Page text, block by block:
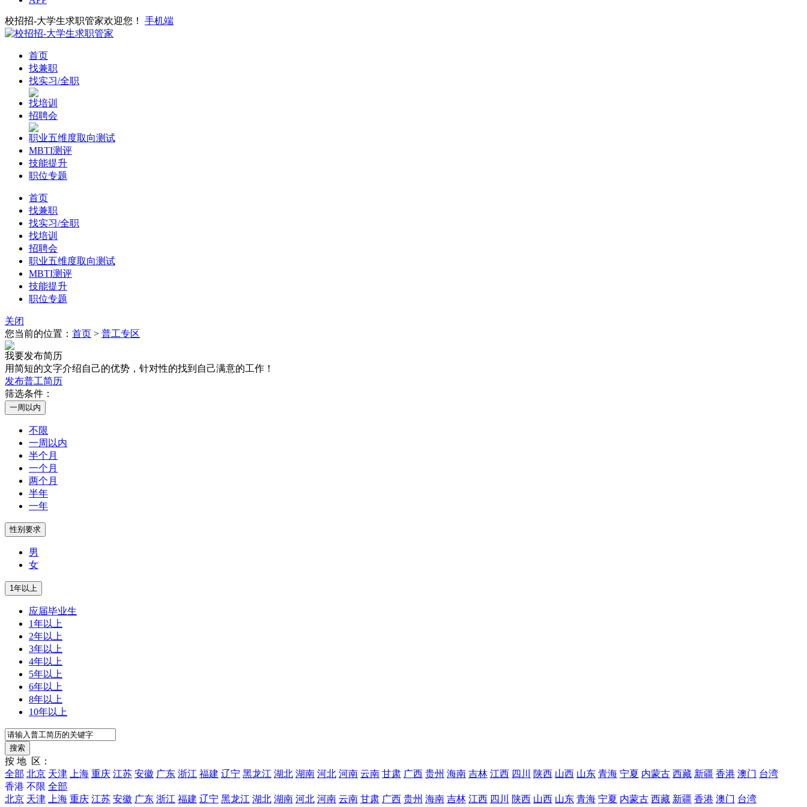
校招招-大学生求职管家欢迎您！ 手机端
首页
找兼职
找实习/全职
找培训
招聘会
职业五维度取向测试
MBTI测评
技能提升
职位专题
首页
找兼职
找实习/全职
找培训
招聘会
职业五维度取向测试
MBTI测评
技能提升
职位专题
关闭
您当前的位置： 首页 > 普工专区
我要发布简历
用简短的文字介绍自己的优势，针对性的找到自己满意的工作！
发布普工简历
筛选条件：
不限
一周以内
半个月
一个月
两个月
半年
一年
男
女
应届毕业生
1年以上
2年以上
3年以上
4年以上
5年以上
6年以上
8年以上
10年以上
按 地 区：
全部 北京 天津 上海 重庆 江苏 安徽 广东 浙江 福建 辽宁 黑龙江 湖北 湖南 河北 河南 云南 甘肃 广西 贵州 海南 吉林 江西 四川 陕西 山西 山东 青海 宁夏 内蒙古 西藏 新疆 香港 澳门 台湾
香港 不限 全部
北京 天津 上海 重庆 江苏 安徽 广东 浙江 福建 辽宁 黑龙江 湖北 湖南 河北 河南 云南 甘肃 广西 贵州 海南 吉林 江西 四川 陕西 山西 山东 青海 宁夏 内蒙古 西藏 新疆 香港 澳门 台湾